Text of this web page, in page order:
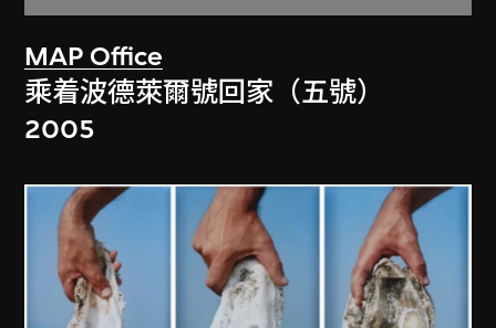
MAP Office
乘着波德萊爾號回家（五號）
2005